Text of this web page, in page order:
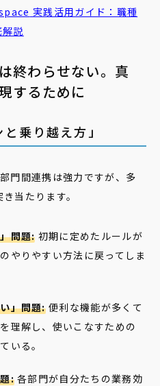
実践活用ガイド：職種
説
終わらせない。真
するために
乗り越え方」
間連携は強力ですが、多
当たります。
問題: 初期に定めたルールが
やりやすい方法に戻ってしま
」問題:便利な機能が多くて
理解し、使いこなすための
いる。
:各部門が自分たちの業務効